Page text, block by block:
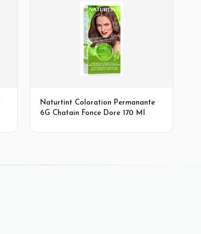
Naturtint Coloration Permanante
6G Chatain Fonce Dore 170 Ml